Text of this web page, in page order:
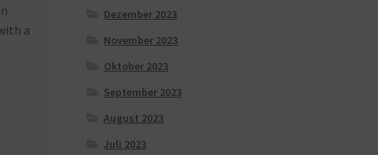
a
Dezember 2023
November 2023
Oktober 2023
September 2023
August 2023
Juli 2023